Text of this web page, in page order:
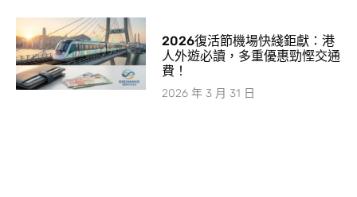
2026復活節機場快綫鉅獻：港
人外遊必讀，多重優惠勁慳交通
費！
2026 年 3 月 31 日